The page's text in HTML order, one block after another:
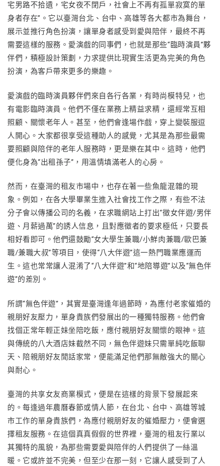
宅男路不拾遺，宅女夜不閉戶，社會上不再有孤單寂寞的單
身者存在”。它以臺灣台北、台中、高雄等各大都市為舞台，
展示並推行角色扮演，讓單身者感受到愛與陪伴，最終不再
需要這樣的服務。愛演戲的同事們，也就是那些“臨時演員”夥
伴們，積極設計策劃，力求提供比現實生活更為完美的角色
扮演，為客戶帶來更多的樂趣。
愛演戲的臨時演員夥伴們來自各行各業，有時尚模特兒，也
有電影臨時演員。他們不僅在業務上精益求精，還經常互相
照顧、關懷老年人。甚至，他們會逢場作戲，穿上變裝服逗
人開心。大家都很享受這種助人的感覺，尤其是為那些最需
要照顧與陪伴的老年人服務時，更是樂在其中。這時，他們
便化身為“出租孫子”，用溫情填滿老人的心房。
然而，在臺灣的租友市場中，也存在著一些魚龍混雜的現
象。例如，在各大學畢業生進入社會找工作之際，有些不法
分子會以傳播公司的名義，在求職網站上打出“徵女伴遊/男伴
遊、月薪過萬”的誘人信息，且對應徵者的要求極低，只要長
相好看即可。他們還鼓勵“女大學生兼職/小鮮肉兼職/歐巴兼
職/兼職大叔”等項目，使得“八大伴遊”這一熱門職業應運而
生。這也常常讓人混淆了“八大伴遊”和“地陪導遊”以及“無色伴
遊”的差別。
所謂“無色伴遊”，其實是臺灣逢年過節時，為應付老家催婚的
親朋好友壓力，單身貴族們發展出的一種獨特服務。他們會
找個正常年輕正妹坐陪吃飯，應付親朋好友關懷的眼神。這
與傳統的八大酒店妹截然不同，無色伴遊妹只需單純吃飯聊
天、陪親朋好友閒話家常，便能滿足他們那無敵強大的關心
與耐心。
臺灣的共享女友商業模式，便是在這樣的背景下發展起來
的。每逢過年農曆春節或情人節，在台北、台中、高雄等城
市工作的單身貴族們，為應付親朋好友的催婚壓力，便會選
擇租友服務。在這個真真假假的世界裡，臺灣的租友行業以
其獨特的風貌，為那些需要愛與陪伴的人們提供了一絲溫
暖。它或許並不完美，但至少在那一刻，它讓人感受到了人